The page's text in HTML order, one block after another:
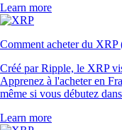
Learn more
Comment acheter du XRP
Créé par Ripple, le XRP
Apprenez à l'acheter en
même si vous débutez
Learn more